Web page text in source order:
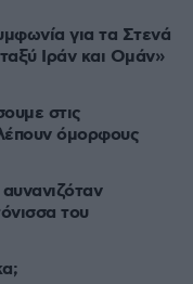
Ιράν και Ομάν»
στις
όμορφους
του